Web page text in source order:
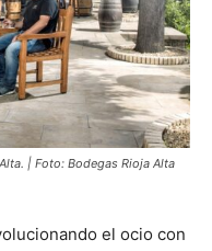
| Foto: Bodegas Rioja Alta
el ocio con